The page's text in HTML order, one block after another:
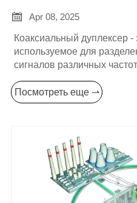

Apr 08, 2025
Коаксиальный дуплексер
используемое для
сигналов различных
Посмотреть еще ⇀